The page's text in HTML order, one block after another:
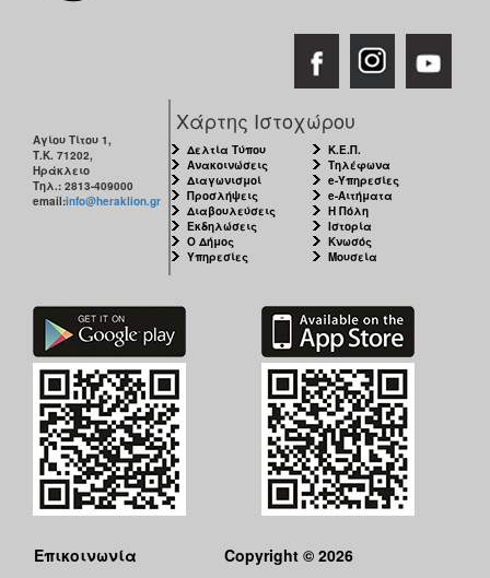
Αγίου Τίτου 1,
Τ.Κ. 71202,
Ηράκλειο
Τηλ.: 2813-409000
email:info@heraklion.gr
Χάρτης Ιστοχώρου
Δελτία Τύπου
Ανακοινώσεις
Διαγωνισμοί
Προσλήψεις
Διαβουλεύσεις
Εκδηλώσεις
Ο Δήμος
Υπηρεσίες
Κ.Ε.Π.
Τηλέφωνα
e-Υπηρεσίες
e-Αιτήματα
Η Πόλη
Ιστορία
Κνωσός
Μουσεία
Επικοινωνία Copyright © 2026